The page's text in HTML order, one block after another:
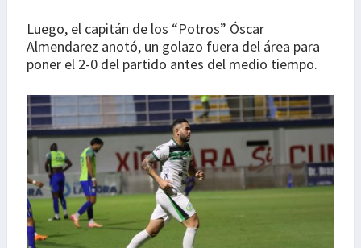
Luego, el capitán de los “Potros” Óscar
Almendarez anotó, un golazo fuera del área para
poner el 2-0 del partido antes del medio tiempo.